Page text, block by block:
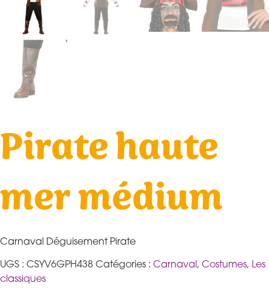
Pirate haute
mer médium
Carnaval Déguisement Pirate
UGS : CSYV6GPH438 Catégories : Carnaval, Costumes, Les
classiques